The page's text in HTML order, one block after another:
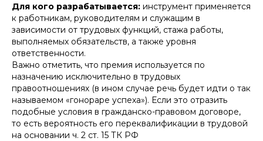
Для кого разрабатывается: инструмент применяется
к работникам, руководителям и служащим в
зависимости от трудовых функций, стажа работы,
выполняемых обязательств, а также уровня
ответственности.
Важно отметить, что премия используется по
назначению исключительно в трудовых
правоотношениях (в ином случае речь будет идти о так
называемом «гонораре успеха»). Если это отразить
подобные условия в гражданско-правовом договоре,
то есть вероятность его переквалификации в трудовой
на основании ч. 2 ст. 15 ТК РФ